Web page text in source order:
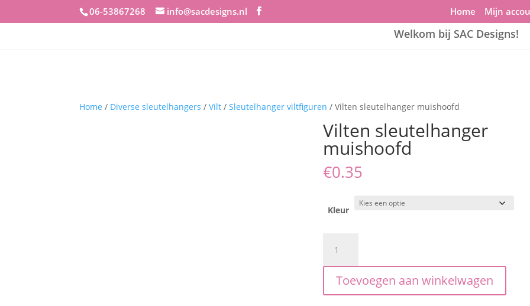
06-53867268 info@sacdesigns.nl Home Mijn
Welkom bij SAC Designs!
Home / Diverse sleutelhangers /Vilt /Sleutelhanger viltfiguren / Vilten sleutelhanger muishoofd
Vilten sleutelhanger
muishoofd
€0.35
Kleur
sleutelhanger
muishoofd
aantal
Toevoegen aan winkelwagen